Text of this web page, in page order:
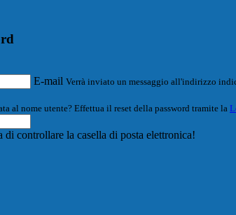
E-mail Verrà inviato un messaggio all'indirizzo
al nome utente? Effettua il reset della password tramite la
di controllare la casella di posta elettronica!